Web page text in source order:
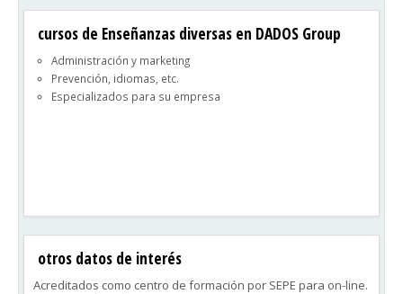
cursos de Enseñanzas diversas en DADOS Group
Administración y marketing
Prevención, idiomas, etc.
Especializados para su empresa
otros datos de interés
Acreditados como centro de formación por SEPE para on-line.